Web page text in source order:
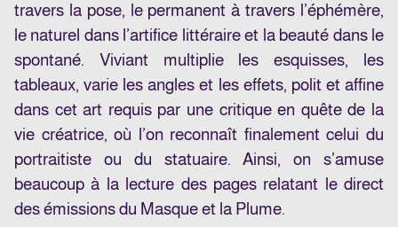
travers la pose, le permanent à travers l’éphémère,
le naturel dans l’artifice littéraire et la beauté dans le
spontané. Viviant multiplie les esquisses, les
tableaux, varie les angles et les effets, polit et affine
dans cet art requis par une critique en quête de la
vie créatrice, où l’on reconnaît finalement celui du
portraitiste ou du statuaire. Ainsi, on s’amuse
beaucoup à la lecture des pages relatant le direct
des émissions du Masque et la Plume.